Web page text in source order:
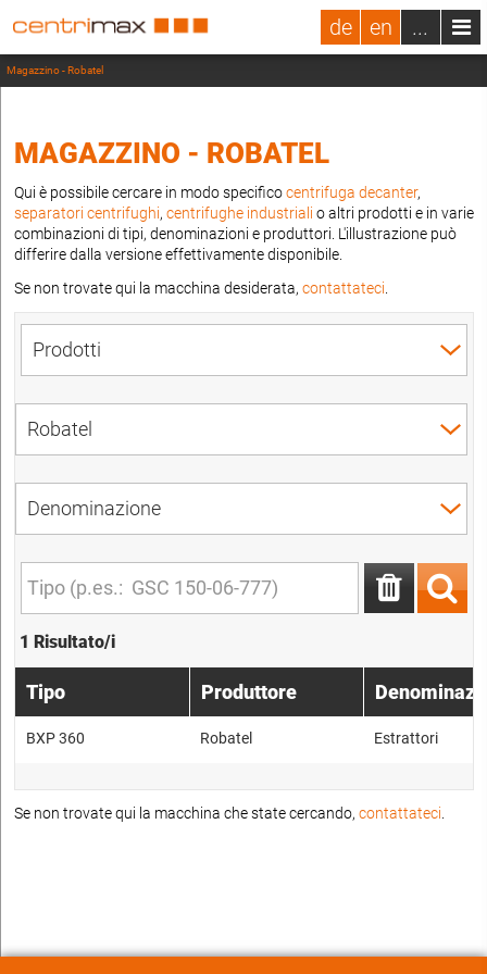
de en ...
Magazzino - Robatel
MAGAZZINO - ROBATEL
Qui è possibile cercare in modo specificocentrifuga decanter,
separatori centrifughi, centrifughe industriali o altri prodotti e in varie
combinazioni di tipi, denominazioni e produttori. L'illustrazione può
differire dalla versione effettivamente disponibile.
Se non trovate qui la macchina desiderata, contattateci
1 Risultato/i
Tipo Produttore
BXP 360 Robatel Estrattori
Se non trovate qui la macchina che state cercando, contattateci